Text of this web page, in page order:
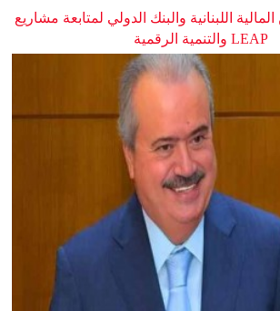
اللبنانية والبنك الدولي لمتابعة مشاريع
LEAP والتنمية الرقمية